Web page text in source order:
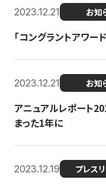
2023.12.21 お知
「コングラントアワー
2023.12.21 お知
アニュアルレポート
まった1年に
2023.12.19 プレス